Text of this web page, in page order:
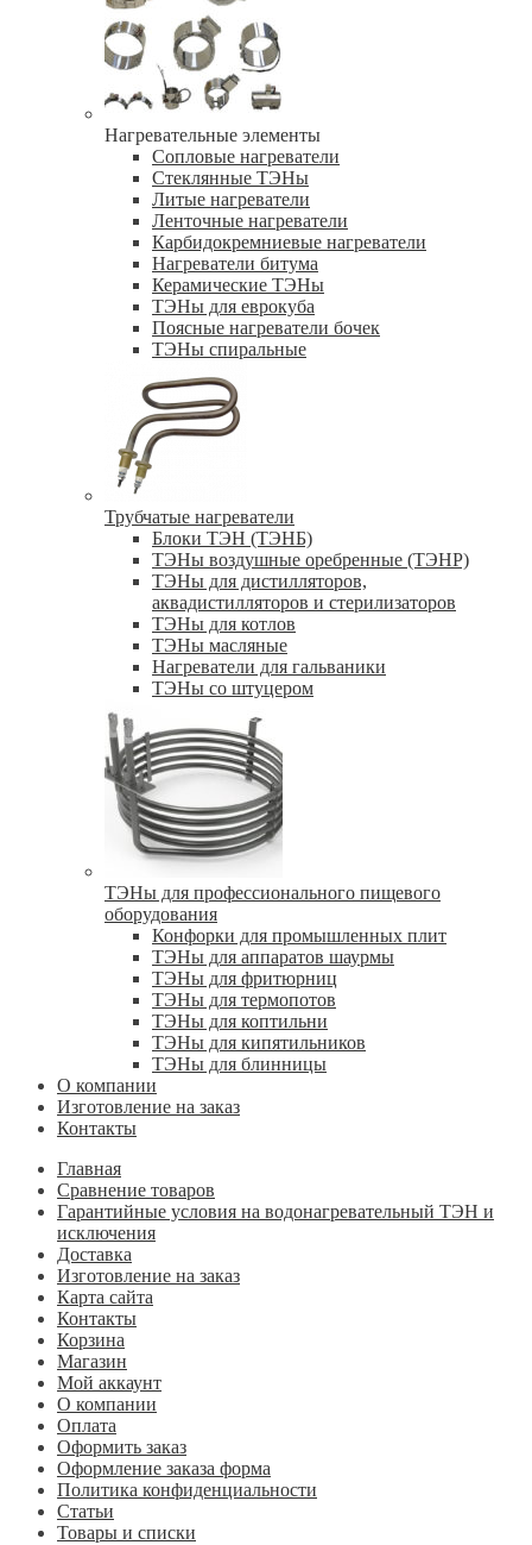
Нагревательные элементы
Сопловые нагреватели
Стеклянные ТЭНы
Литые нагреватели
Ленточные нагреватели
Карбидокремниевые нагреватели
Нагреватели битума
Керамические ТЭНы
ТЭНы для еврокуба
Поясные нагреватели бочек
ТЭНы спиральные
Трубчатые нагреватели
Блоки ТЭН (ТЭНБ)
ТЭНы воздушные оребренные (ТЭНР)
ТЭНы для дистилляторов,
аквадистилляторов и стерилизаторов
ТЭНы для котлов
ТЭНы масляные
Нагреватели для гальваники
ТЭНы со штуцером
ТЭНы для профессионального пищевого
оборудования
Конфорки для промышленных плит
ТЭНы для аппаратов шаурмы
ТЭНы для фритюрниц
ТЭНы для термопотов
ТЭНы для коптильни
ТЭНы для кипятильников
ТЭНы для блинницы
О компании
Изготовление на заказ
Контакты
Главная
Cравнение товаров
Гарантийные условия на водонагревательный ТЭН и
исключения
Доставка
Изготовление на заказ
Карта сайта
Контакты
Корзина
Магазин
Мой аккаунт
О компании
Оплата
Оформить заказ
Оформление заказа форма
Политика конфиденциальности
Статьи
Товары и списки